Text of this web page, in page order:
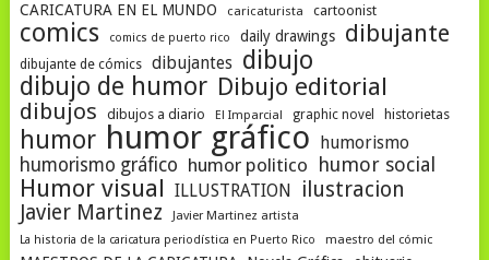
CARICATURA EN EL MUNDO caricaturista cartoonist
comics comics de puerto rico daily drawings dibujante
dibujante de cómics dibujantes dibujo
dibujo de humor Dibujo editorial
dibujos dibujos a diario El Imparcial graphic novel historietas
humor humor gráfico humorismo
humorismo gráfico humor politico humor social
Humor visual ILLUSTRATION
ilustracion
Javier Martinez
Javier Martinez artista
La historia de la caricatura periodística en Puerto Rico
maestro del cómic